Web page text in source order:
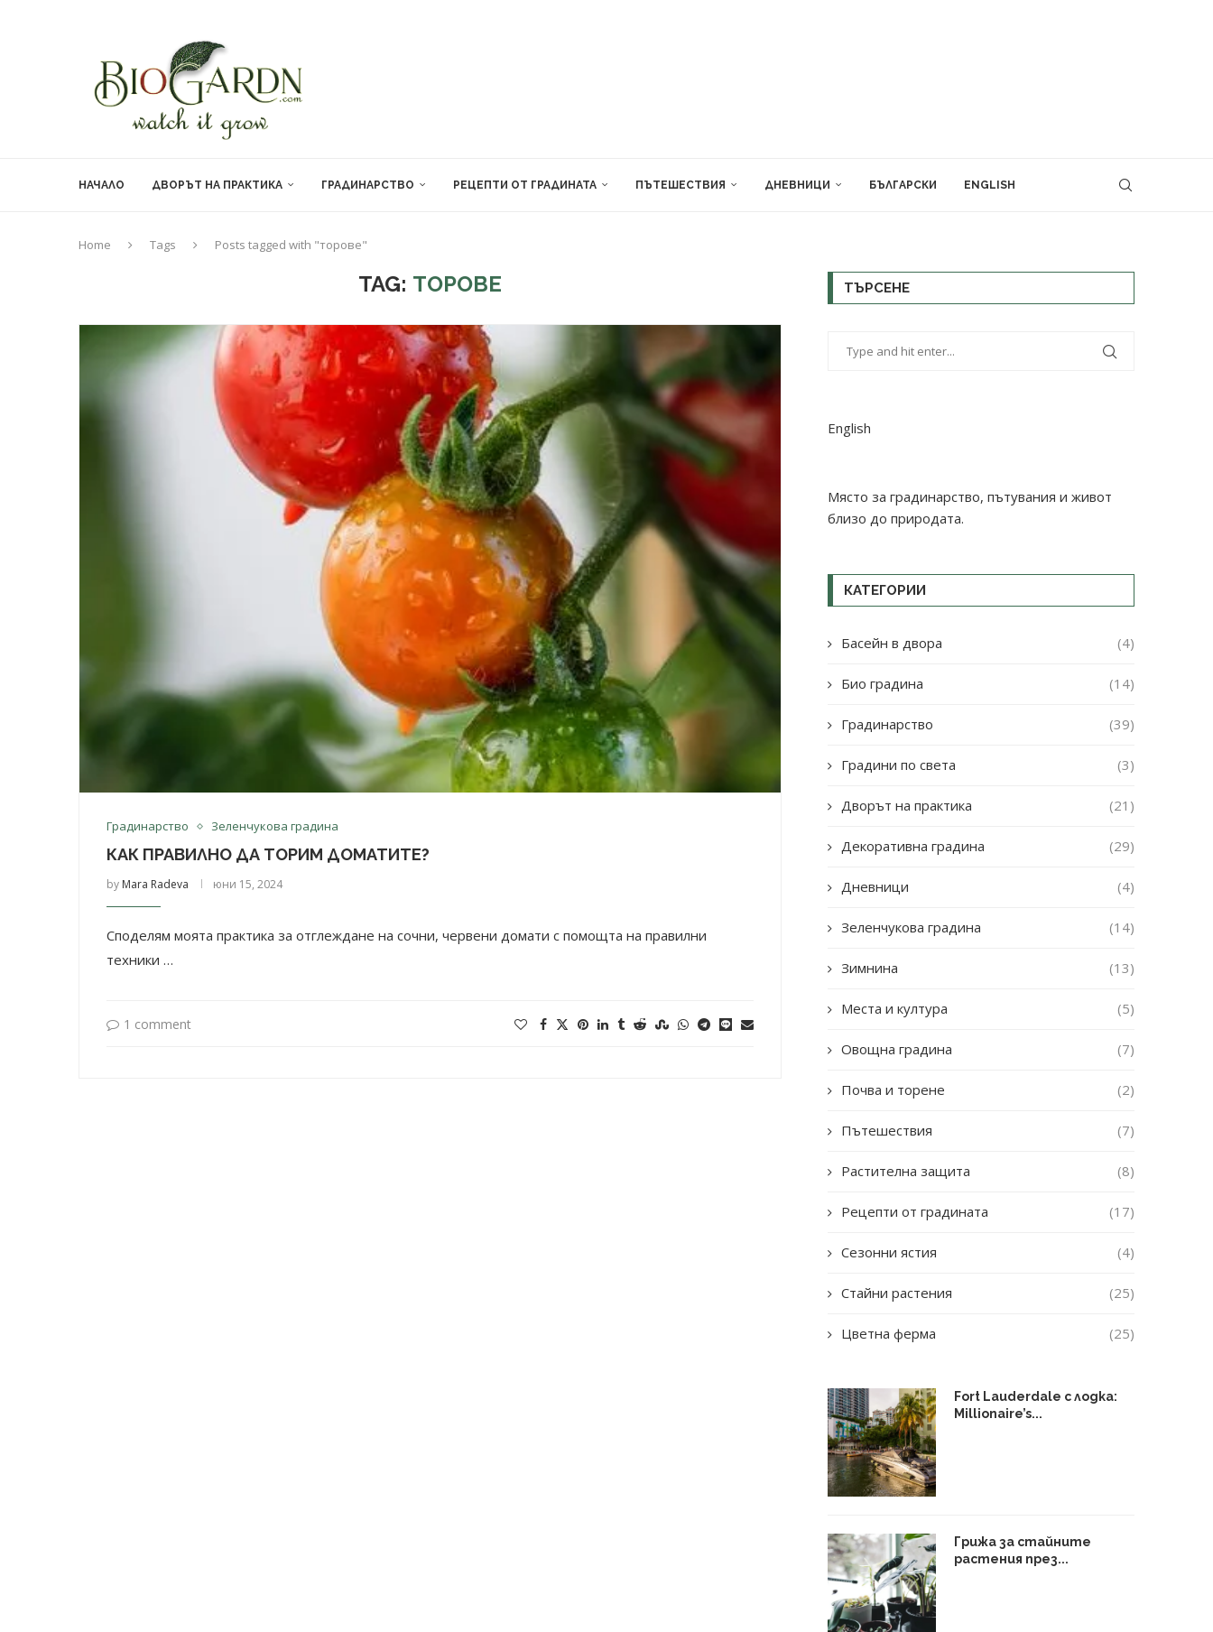
НАЧАЛО ДВОРЪТ НА ПРАКТИКА ГРАДИНАРСТВО РЕЦЕПТИ ОТ ГРАДИНАТА ПЪТЕШЕСТВИЯ ДНЕВНИЦИ БЪЛГАРСКИ ENGLISH
Home Tags Posts tagged with "торове"
TAG: ТОРОВЕ
Градинарство Зеленчукова градина
КАК ПРАВИЛНО ДА ТОРИМ ДОМАТИТЕ?
by Mara Radeva юни 15, 2024
Споделям моята практика за отглеждане на сочни, червени домати с помощта на правилни
техники …
1 comment
ТЪРСЕНЕ
English
Място за градинарство, пътувания и живот
близо до природата.
КАТЕГОРИИ
Басейн в двора (4)
Био градина (14)
Градинарство (39)
Градини по света (3)
Дворът на практика (21)
Декоративна градина (29)
Дневници (4)
Зеленчукова градина (14)
Зимнина (13)
Места и култура (5)
Овощна градина (7)
Почва и торене (2)
Пътешествия (7)
Растителна защита (8)
Рецепти от градината (17)
Сезонни ястия (4)
Стайни растения (25)
Цветна ферма (25)
Fort Lauderdale с лодка:
Millionaire’s...
Грижа за стайните
растения през...